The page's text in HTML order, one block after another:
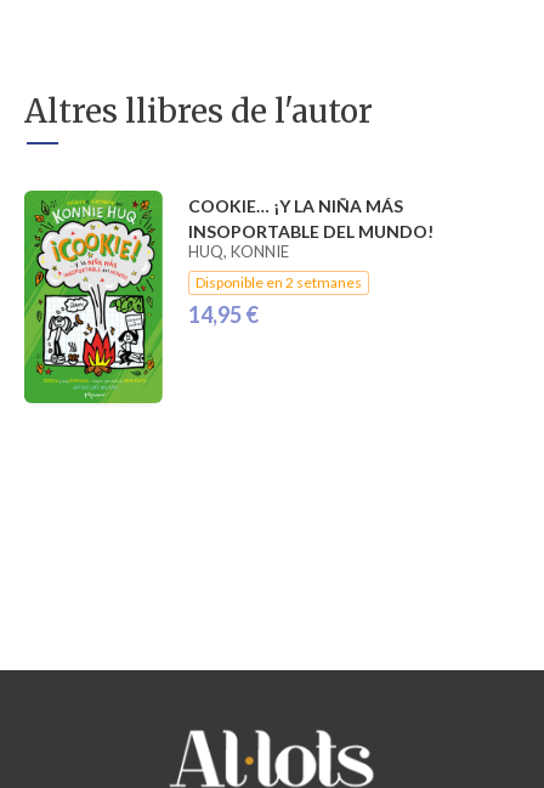
Altres llibres de l'autor
COOKIE… ¡Y LA NIÑA MÁS
INSOPORTABLE DEL MUNDO!
HUQ, KONNIE
Disponible en 2 setmanes
14,95 €